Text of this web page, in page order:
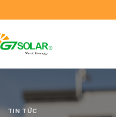
TIN TỨC